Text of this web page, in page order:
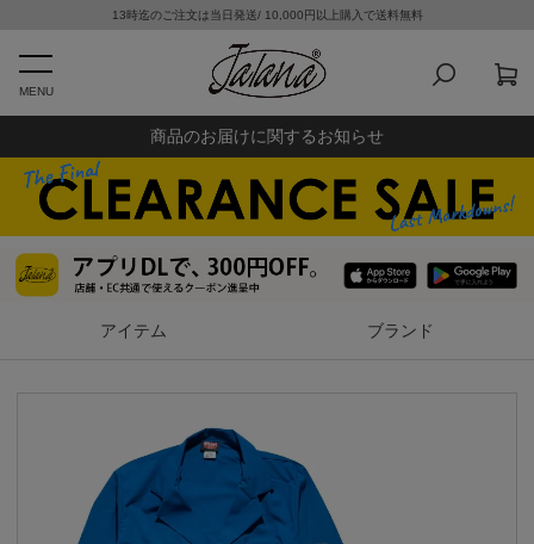
13時迄のご注文は当日発送/ 10,000円以上購入で送料無料
MENU
商品のお届けに関するお知らせ
アイテム ブランド